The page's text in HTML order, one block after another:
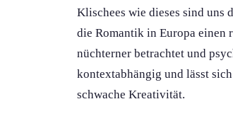
Klischees wie dieses sind uns
die Romantik in Europa einen
nüchterner betrachtet und
kontextabhängig und lässt
schwache Kreativität.